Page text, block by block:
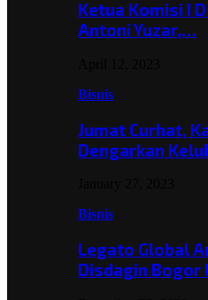
Ketua Komisi I
Antoni Yuzar,…
Bisnis
Jumat Curhat,
Dengarkan
Bisnis
Legato Global
Disdagin Bogor